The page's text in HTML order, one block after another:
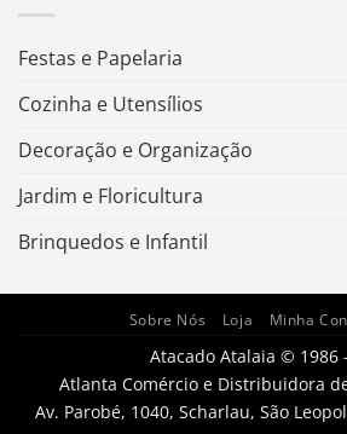
Festas e Papelaria
Cozinha e Utensílios
Decoração e Organização
Jardim e Floricultura
Brinquedos e Infantil
Sobre Nós Loja Minha
Atacado Atalaia © 1986
Atlanta Comércio e Distribuidora
Av. Parobé, 1040, Scharlau, São